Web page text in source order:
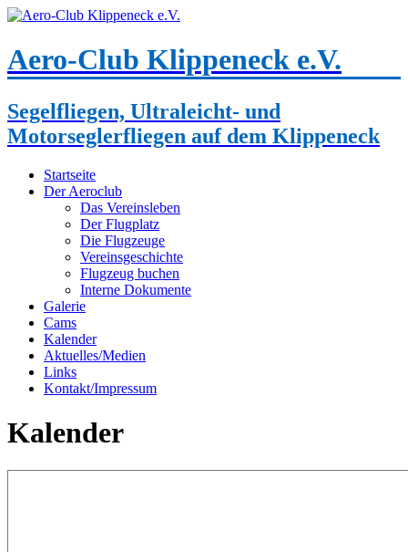
Aero-Club Klippeneck e.V.
Segelfliegen, Ultraleicht- und
Motorseglerfliegen auf dem Klippeneck
Startseite
Der Aeroclub
Das Vereinsleben
Der Flugplatz
Die Flugzeuge
Vereinsgeschichte
Flugzeug buchen
Interne Dokumente
Galerie
Cams
Kalender
Aktuelles/Medien
Links
Kontakt/Impressum
Kalender